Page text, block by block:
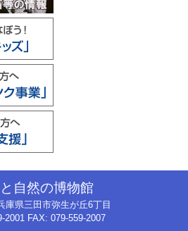
自然の博物館
庫県三田市弥生が丘6丁目
2001 FAX: 079-559-2007